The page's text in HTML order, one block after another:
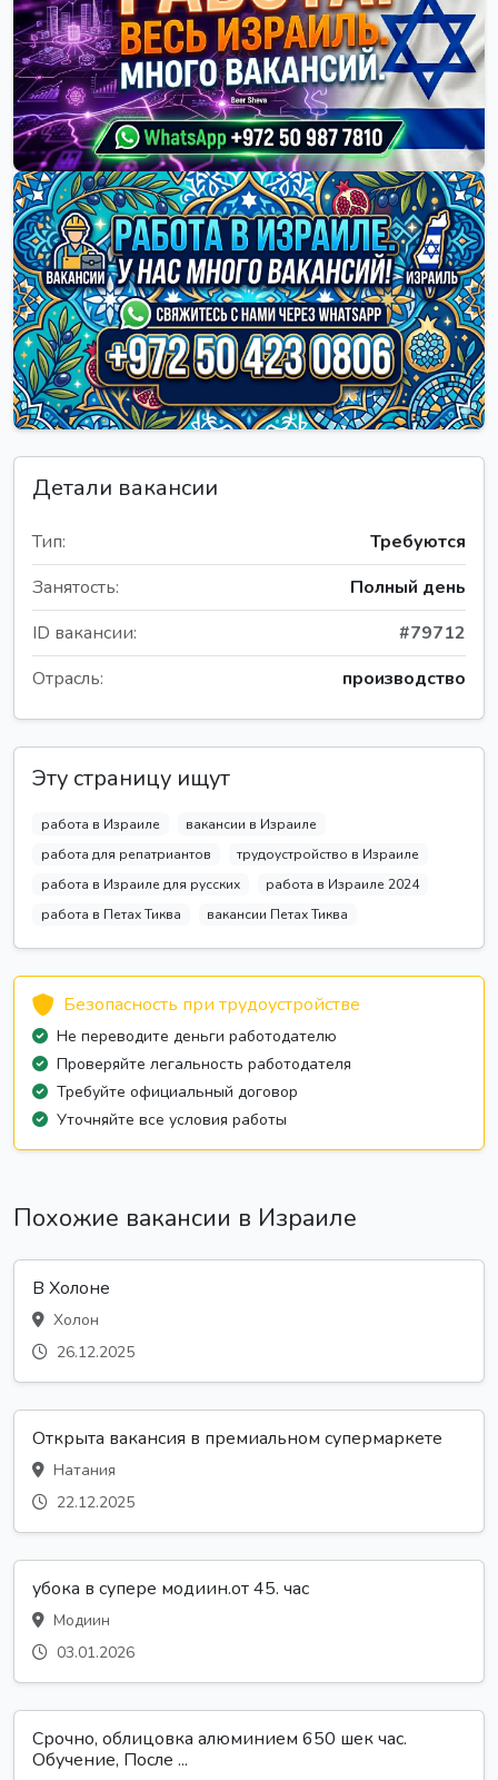
Детали вакансии
Тип:
Требуются
Занятость:
Полный день
ID вакансии:
#79712
Отрасль:
производство
Эту страницу ищут
работа в Израиле
вакансии в Израиле
работа для репатриантов
трудоустройство в Израиле
работа в Израиле для русских
работа в Израиле 2024
работа в Петах Тиква
вакансии Петах Тиква
Безопасность при трудоустройстве
Не переводите деньги работодателю
Проверяйте легальность работодателя
Требуйте официальный договор
Уточняйте все условия работы
Похожие вакансии в Израиле
В Холоне
Холон
26.12.2025
Открыта вакансия в премиальном супермаркете
Натания
22.12.2025
убока в супере модиин.от 45. час
Модиин
03.01.2026
Срочно, облицовка алюминием 650 шек час.
Обучение, После ...